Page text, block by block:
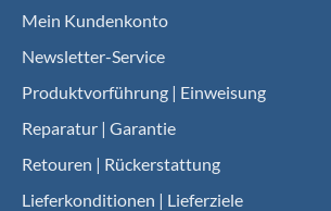
Mein Kundenkonto
Newsletter-Service
Produktvorführung | Einweisung
Reparatur | Garantie
Retouren | Rückerstattung
Lieferkonditionen | Lieferziele